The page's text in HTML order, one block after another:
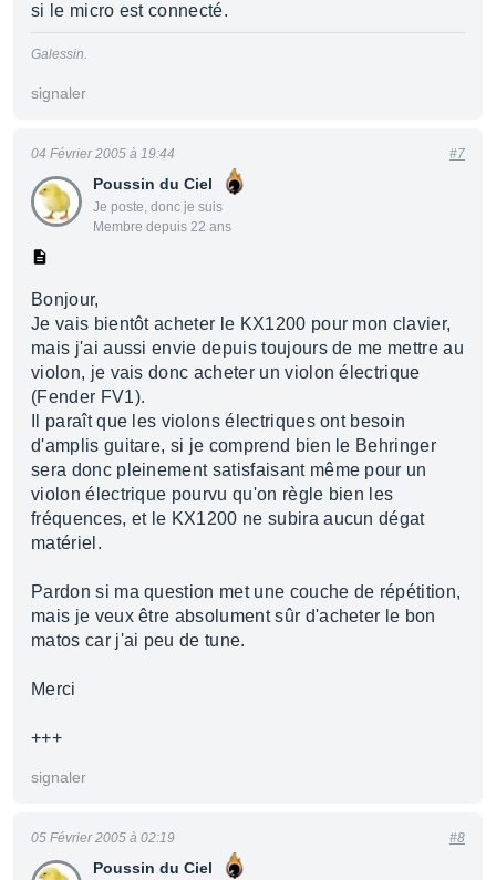
si le micro est connecté.
Galessin.
signaler
Poussin du Ciel
Je poste, donc je suis
Membre depuis 22 ans
04 Février 2005 à 19:44 #7
Bonjour,
Je vais bientôt acheter le KX1200 pour mon clavier,
mais j'ai aussi envie depuis toujours de me mettre au
violon, je vais donc acheter un violon électrique
(Fender FV1).
Il paraît que les violons électriques ont besoin
d'amplis guitare, si je comprend bien le Behringer
sera donc pleinement satisfaisant même pour un
violon électrique pourvu qu'on règle bien les
fréquences, et le KX1200 ne subira aucun dégat
matériel.
Pardon si ma question met une couche de répétition,
mais je veux être absolument sûr d'acheter le bon
matos car j'ai peu de tune.
Merci
+++
signaler
Poussin du Ciel
05 Février 2005 à 02:19 #8